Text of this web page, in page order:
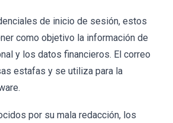
de inicio de sesión, estos
como objetivo la información de
y los datos financieros. El correo
estafas y se utiliza para la
por su mala redacción, los